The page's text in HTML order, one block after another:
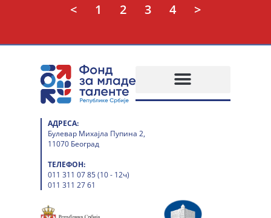
< 1 2 3 4 >
АДРЕСА:
Булевар Михајла Пупина 2,
11070 Београд
ТЕЛЕФОН:
011 311 07 85 (10 - 12ч)
011 311 27 61